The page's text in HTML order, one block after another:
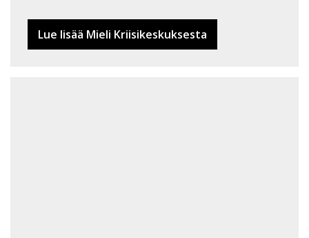
Lue lisää Mieli Kriisikeskuksesta